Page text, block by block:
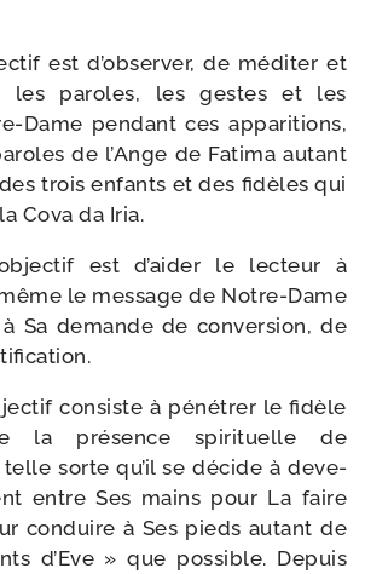
est d’observer, de médi­ter et
les paroles, les gestes et les
​Dame pen­dant ces appa­ri­tions,
de l’Ange de Fatima autant
trois enfants et des fidèles qui
Cova da Iria.
est d’aider le lec­teur à
le mes­sage de Notre-​Dame
Sa demande de conver­sion, de
consiste à péné­trer le fidèle
la pré­sence spi­ri­tuelle de
telle sorte qu’il se décide à deve­
entre Ses mains pour La faire
conduire à Ses pieds autant de
d’Eve » que pos­sible. Depuis